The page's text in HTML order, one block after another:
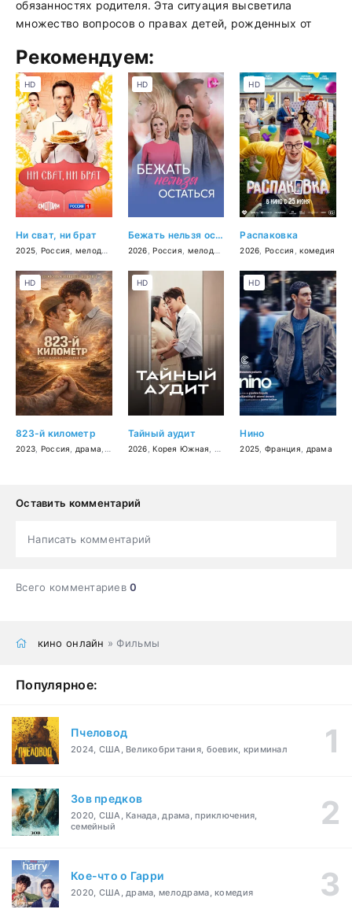
обязанностях родителя. Эта ситуация высветила
множество вопросов о правах детей, рожденных от
Рекомендуем:
Ни сват, ни брат
2025 Россия мелодрама
HD
Бежать нельзя остаться
2026 ,Россия мелодрама
HD
Распаковка
2026 Россия ,комедия
HD
823-й километр
2023 Россия драма военный, история
HD
Тайный аудит
2026 ,Корея Южная мелодрама ,комедия
HD
Нино
2025 Франция драма
HD
Оставить комментарий
Написать комментарий
Всего комментариев0
кино онлайн » Фильмы
Популярное:
Пчеловод
2024, США, Великобритания, боевик, криминал
Зов предков
2020, США, Канада, драма, приключения,
семейный
Кое-что о Гарри
2020, США, драма, мелодрама, комедия